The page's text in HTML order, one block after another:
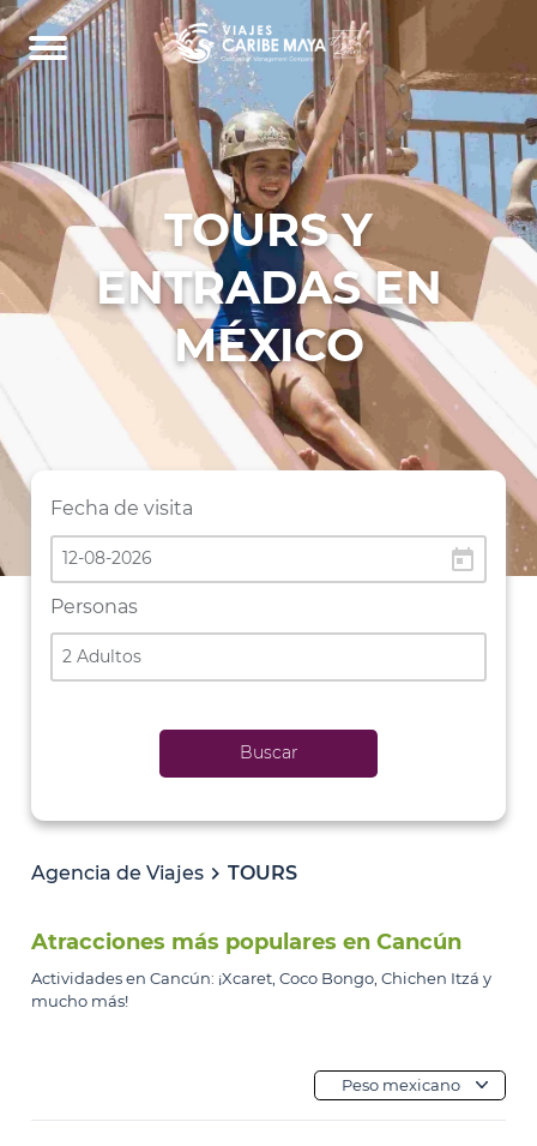
TOURS Y
ENTRADAS EN
MÉXICO
Fecha de visita
today
Personas
2 Adultos
Buscar
Agencia de Viajes TOURS
Atracciones más populares en Cancún
Actividades en Cancún: ¡Xcaret, Coco Bongo, Chichen Itzá y
mucho más!
Peso mexicano